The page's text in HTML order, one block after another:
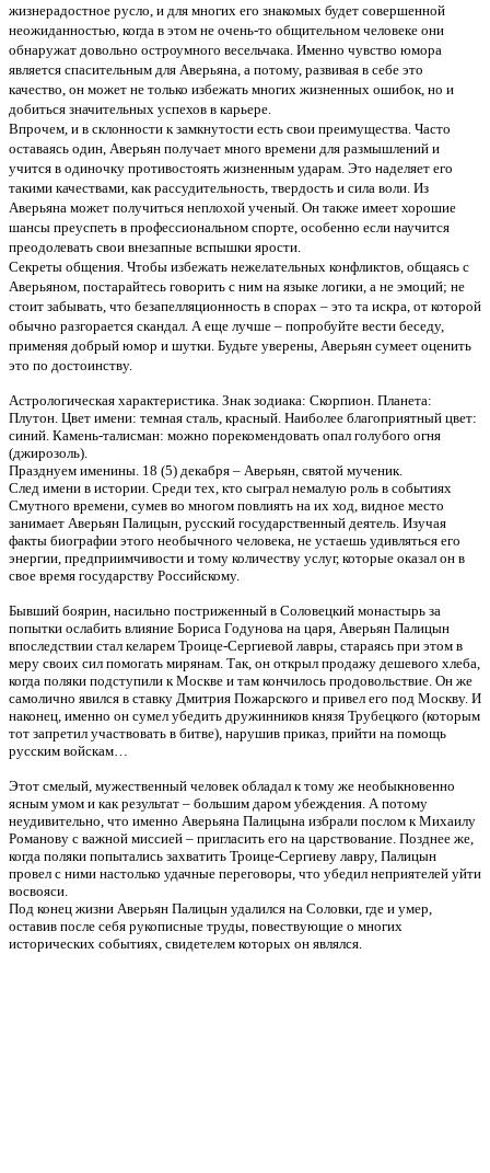
жизнерадостное русло, и для многих его знакомых будет совершенной
неожиданностью, когда в этом не очень-то общительном человеке они
обнаружат довольно остроумного весельчака. Именно чувство юмора
является спасительным для Аверьяна, а потому, развивая в себе это
качество, он может не только избежать многих жизненных ошибок, но и
добиться значительных успехов в карьере.
Впрочем, и в склонности к замкнутости есть свои преимущества. Часто
оставаясь один, Аверьян получает много времени для размышлений и
учится в одиночку противостоять жизненным ударам. Это наделяет его
такими качествами, как рассудительность, твердость и сила воли. Из
Аверьяна может получиться неплохой ученый. Он также имеет хорошие
шансы преуспеть в профессиональном спорте, особенно если научится
преодолевать свои внезапные вспышки ярости.
Секреты общения. Чтобы избежать нежелательных конфликтов, общаясь с
Аверьяном, постарайтесь говорить с ним на языке логики, а не эмоций; не
стоит забывать, что безапелляционность в спорах – это та искра, от которой
обычно разгорается скандал. А еще лучше – попробуйте вести беседу,
применяя добрый юмор и шутки. Будьте уверены, Аверьян сумеет оценить
это по достоинству.
Астрологическая характеристика. Знак зодиака: Скорпион. Планета:
Плутон. Цвет имени: темная сталь, красный. Наиболее благоприятный цвет:
синий. Камень-талисман: можно порекомендовать опал голубого огня
(джирозоль).
Празднуем именины. 18 (5) декабря – Аверьян, святой мученик.
След имени в истории. Среди тех, кто сыграл немалую роль в событиях
Смутного времени, сумев во многом повлиять на их ход, видное место
занимает Аверьян Палицын, русский государственный деятель. Изучая
факты биографии этого необычного человека, не устаешь удивляться его
энергии, предприимчивости и тому количеству услуг, которые оказал он в
свое время государству Российскому.
Бывший боярин, насильно постриженный в Соловецкий монастырь за
попытки ослабить влияние Бориса Годунова на царя, Аверьян Палицын
впоследствии стал келарем Троице-Сергиевой лавры, стараясь при этом в
меру своих сил помогать мирянам. Так, он открыл продажу дешевого хлеба,
когда поляки подступили к Москве и там кончилось продовольствие. Он же
самолично явился в ставку Дмитрия Пожарского и привел его под Москву. И
наконец, именно он сумел убедить дружинников князя Трубецкого (которым
тот запретил участвовать в битве), нарушив приказ, прийти на помощь
русским войскам…
Этот смелый, мужественный человек обладал к тому же необыкновенно
ясным умом и как результат – большим даром убеждения. А потому
неудивительно, что именно Аверьяна Палицына избрали послом к Михаилу
Романову с важной миссией – пригласить его на царствование. Позднее же,
когда поляки попытались захватить Троице-Сергиеву лавру, Палицын
провел с ними настолько удачные переговоры, что убедил неприятелей уйти
восвояси.
Под конец жизни Аверьян Палицын удалился на Соловки, где и умер,
оставив после себя рукописные труды, повествующие о многих
исторических событиях, свидетелем которых он являлся.